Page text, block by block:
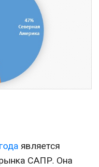
является
САПР. Она